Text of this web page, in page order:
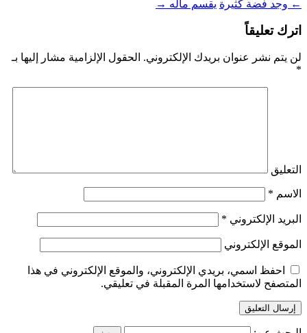
← وجد فضة كثيرة يقسم ماله →
اترك تعليقاً
لن يتم نشر عنوان بريدك الإلكتروني. الحقول الإلزامية مشار إليها بـ
*
التعليق
الاسم *
البريد الإلكتروني *
الموقع الإلكتروني
احفظ اسمي، بريدي الإلكتروني، والموقع الإلكتروني في هذا
المتصفح لاستخدامها المرة المقبلة في تعليقي.